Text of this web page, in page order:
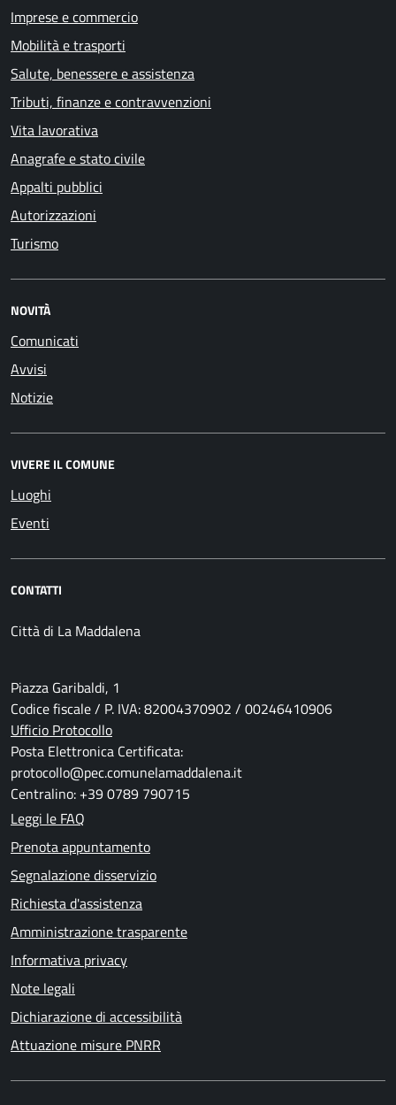
Imprese e commercio
Mobilità e trasporti
Salute, benessere e assistenza
Tributi, finanze e contravvenzioni
Vita lavorativa
Anagrafe e stato civile
Appalti pubblici
Autorizzazioni
Turismo
NOVITÀ
Comunicati
Avvisi
Notizie
VIVERE IL COMUNE
Luoghi
Eventi
CONTATTI
Città di La Maddalena
Piazza Garibaldi, 1
Codice fiscale / P. IVA: 82004370902 / 00246410906
Ufficio Protocollo
Posta Elettronica Certificata:
protocollo@pec.comunelamaddalena.it
Centralino: +39 0789 790715
Leggi le FAQ
Prenota appuntamento
Segnalazione disservizio
Richiesta d'assistenza
Amministrazione trasparente
Informativa privacy
Note legali
Dichiarazione di accessibilità
Attuazione misure PNRR